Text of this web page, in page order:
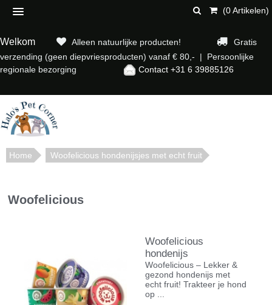
Welkom Alleen natuurlijke producten!
Gratis
verzending (geen diepvriesproducten) vanaf € 80,- | Persoonlijke
regionale bezorging
Contact +31 6 39885126
(0 Artikelen)
Home Woofelicious hondenijsjes met echt fruit
Woofelicious
Woofelicious
hondenijs
Woofelicious – Lekker &
gezond hondenijs met
echt fruit! Trakteer je hond
op ...